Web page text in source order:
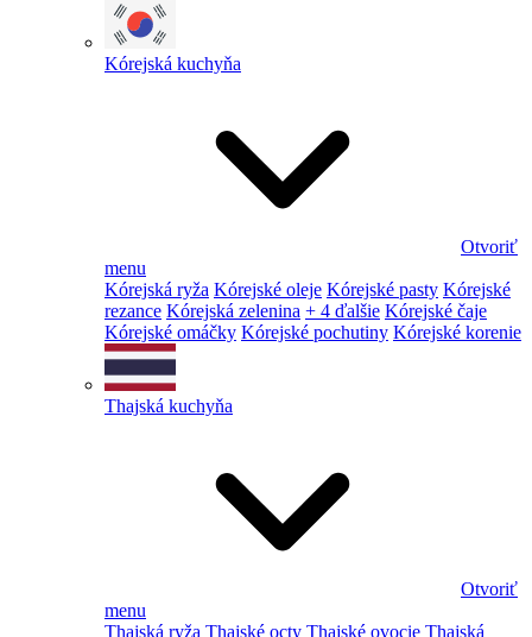
Kórejská kuchyňa
Otvoriť
menu
Kórejská ryža Kórejské oleje Kórejské pasty Kórejské
rezance Kórejská zelenina + 4 ďalšie Kórejské čaje
Kórejské omáčky Kórejské pochutiny Kórejské korenie
Thajská kuchyňa
Otvoriť
menu
Thajská ryža Thajské octy Thajské ovocie Thajská